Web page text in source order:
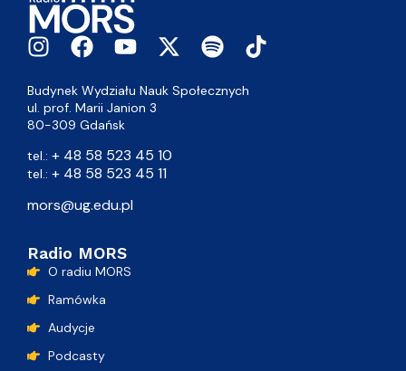
Budynek Wydziału Nauk Społecznych
ul. prof. Marii Janion 3
80-309 Gdańsk
tel.: + 48 58 523 45 10
tel.: + 48 58 523 45 11
mors@ug.edu.pl
Radio MORS
O radiu MORS
Ramówka
Audycje
Podcasty